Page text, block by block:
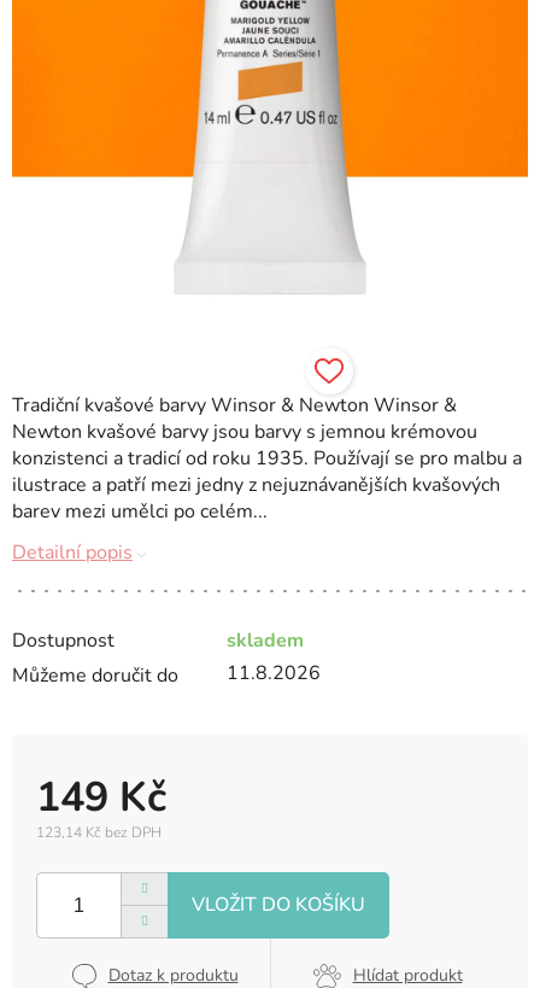
Dostupnost
skladem
Můžeme doručit do
11.8.2026
149 Kč
123,14 Kč bez DPH
cena:
Dotaz k produktu Hlídat produkt
Tradiční kvašové barvy Winsor & Newton Winsor &
Newton kvašové barvy jsou barvy s jemnou krémovou
konzistenci a tradicí od roku 1935. Používají se pro malbu a
ilustrace a patří mezi jedny z nejuznávanějších kvašových
barev mezi umělci po celém...
Detailní popis